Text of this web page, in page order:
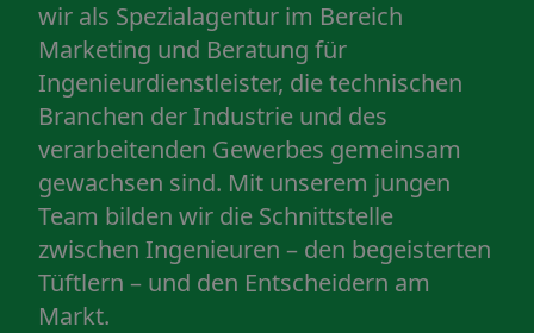
wir als Spezialagentur im Bereich
Marketing und Beratung für
Ingenieurdienstleister, die technischen
Branchen der Industrie und des
verarbeitenden Gewerbes gemeinsam
gewachsen sind. Mit unserem jungen
Team bilden wir die Schnittstelle
zwischen Ingenieuren – den begeisterten
Tüftlern – und den Entscheidern am
Markt.